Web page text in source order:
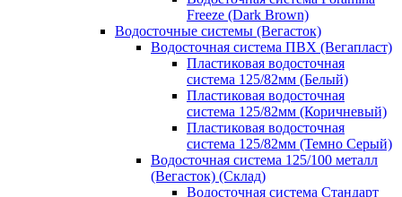
Freeze (Dark Brown)
Водосточные системы (Вегасток)
Водосточная система ПВХ (Вегапласт)
Пластиковая водосточная
система 125/82мм (Белый)
Пластиковая водосточная
система 125/82мм (Коричневый)
Пластиковая водосточная
система 125/82мм (Темно Серый)
Водосточная система 125/100 металл
(Вегасток) (Склад)
Водосточная система Стандарт